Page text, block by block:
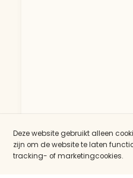
Deze website gebruikt alleen
zijn om de website te laten
tracking- of marketingcookies.